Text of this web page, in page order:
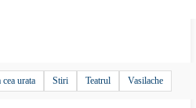
cea urata Stiri Teatrul Vasilache